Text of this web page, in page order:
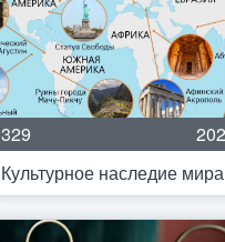
329
Культурное наследие мира